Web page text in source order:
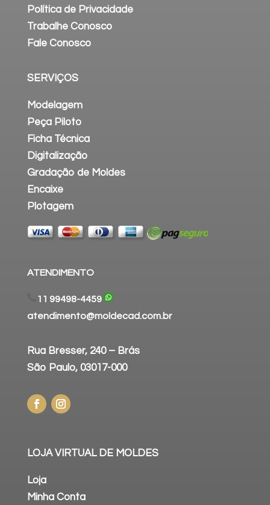
Política de Privacidade
Trabalhe Conosco
Fale Conosco
SERVIÇOS
Modelagem
Peça Piloto
Ficha Técnica
Digitalização
Gradação de Moldes
Encaixe
Plotagem
ATENDIMENTO
11 99498-4459
atendimento@moldecad.com.br
Rua Bresser, 240 – Brás
São Paulo, 03017-000
LOJA VIRTUAL DE MOLDES
Loja
Minha Conta